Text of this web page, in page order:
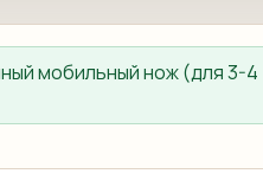
мобильный нож (для 3-4